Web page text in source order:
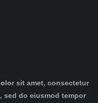
sit amet, consectetur
sed do eiusmod tempor